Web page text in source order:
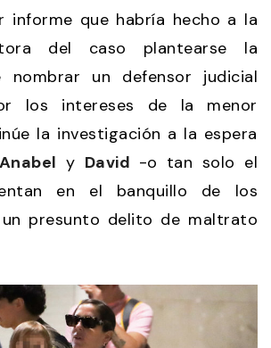
informe que habría hecho a la
del caso plantearse la
nombrar un defensor judicial
los intereses de la menor
la investigación a la espera
Anabel y David -o tan solo el
en el banquillo de los
presunto delito de maltrato